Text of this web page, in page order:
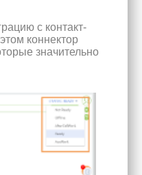
с контакт-
коннектор
значительно